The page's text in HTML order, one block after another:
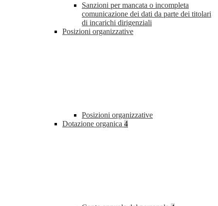
Sanzioni per mancata o incompleta
comunicazione dei dati da parte dei titolari
di incarichi dirigenziali
Posizioni organizzative
Posizioni organizzative
Dotazione organica 4